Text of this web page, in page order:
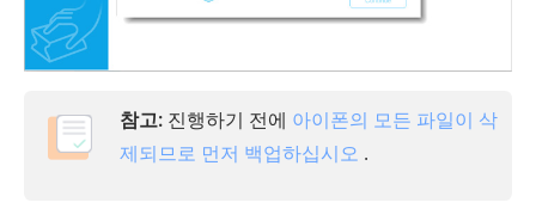
참고: 진행하기 전에 아이폰의 모든 파일이 삭
제되므로 먼저 백업하십시오 .